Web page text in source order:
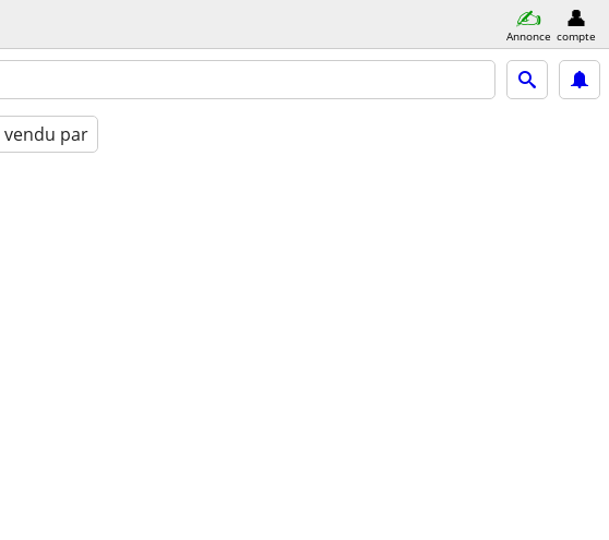
Annonce compte
vendu par